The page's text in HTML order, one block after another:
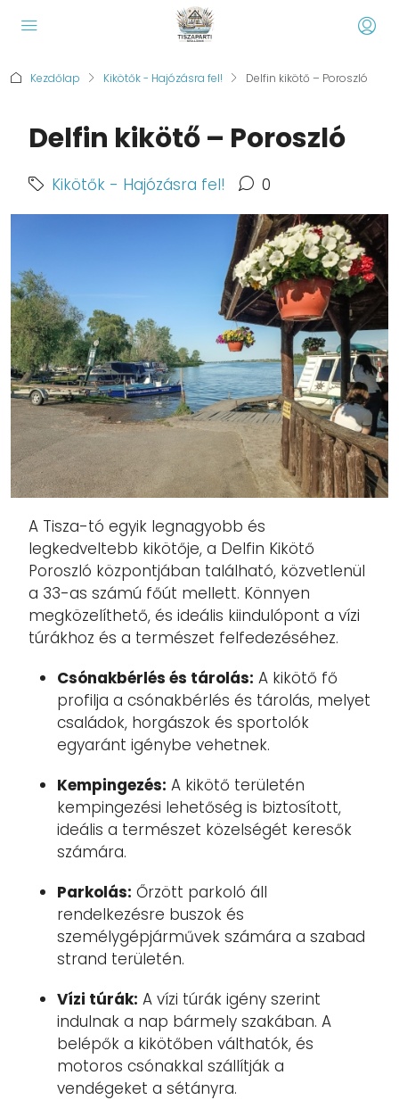
Kezdőlap Kikötők - Hajózásra fel! Delfin kikötő – Poroszló
Delfin kikötő – Poroszló
Kikötők - Hajózásra fel! 0
A Tisza-tó egyik legnagyobb és
legkedveltebb kikötője, a Delfin Kikötő
Poroszló központjában található, közvetlenül
a 33-as számú főút mellett. Könnyen
megközelíthető, és ideális kiindulópont a vízi
túrákhoz és a természet felfedezéséhez.
Csónakbérlés és tárolás: A kikötő fő
profilja a csónakbérlés és tárolás, melyet
családok, horgászok és sportolók
egyaránt igénybe vehetnek.
Kempingezés: A kikötő területén
kempingezési lehetőség is biztosított,
ideális a természet közelségét keresők
számára.
Parkolás: Őrzött parkoló áll
rendelkezésre buszok és
személygépjárművek számára a szabad
strand területén.
Vízi túrák: A vízi túrák igény szerint
indulnak a nap bármely szakában. A
belépők a kikötőben válthatók, és
motoros csónakkal szállítják a
vendégeket a sétányra.